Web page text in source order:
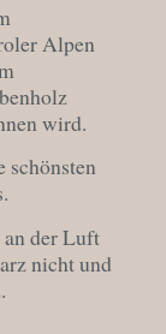
Alpen
wird.
schönsten
an der Luft
nicht und